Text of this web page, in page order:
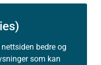
bedre og
som kan